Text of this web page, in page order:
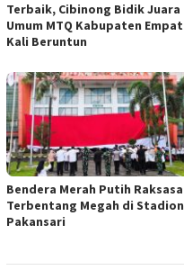
Terbaik, Cibinong Bidik Juara
Umum MTQ Kabupaten Empat
Kali Beruntun
Bendera Merah Putih Raksasa
Terbentang Megah di Stadion
Pakansari